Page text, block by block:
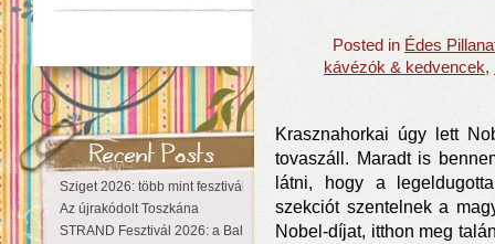
Sziget 2026: több mint fesztivál, egy városnyi élmény
Az újrakódolt Toszkána
STRAND Fesztivál 2026: a Balaton partján a nyár még tart!
Posted in Édes
kávézók & kedvencek,
Krasznahorkai úgy lett
tovaszáll. Maradt is
látni, hogy a
szekciót szentelnek a
Nobel-díjat, itthon meg